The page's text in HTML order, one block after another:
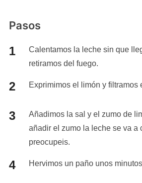
Pasos
Calentamos la leche sin que
retiramos del fuego.
Exprimimos el limón y filtramos
Añadimos la sal y el zumo de
añadir el zumo la leche se va a
preocupeis.
Hervimos un paño unos